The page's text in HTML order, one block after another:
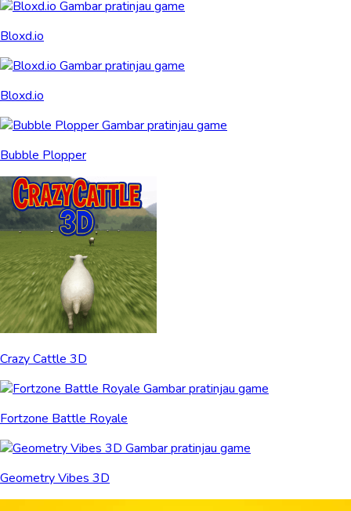
Bloxd.io
Bloxd.io
Bubble Plopper
Crazy Cattle 3D
Fortzone Battle Royale
Geometry Vibes 3D